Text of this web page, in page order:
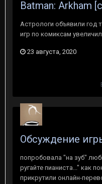
Batman: Arkham
Астрологи объявили год
игр по комиксам
23 августа, 2020
Обсуждение
попробовала "на зуб"
ругайте пианиста..." как
прикрутили онлайн-